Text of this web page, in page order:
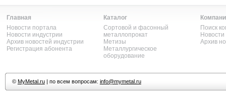
Главная
Новости портала
Новости индустрии
Архив новостей индустрии
Регистрация абонента
Каталог
Сортовой и фасонный
металлопрокат
Метизы
Металлургическое
оборудование
Поиск
Архив
© MyMetal.ru| по всем вопросам: info@mymetal.ru